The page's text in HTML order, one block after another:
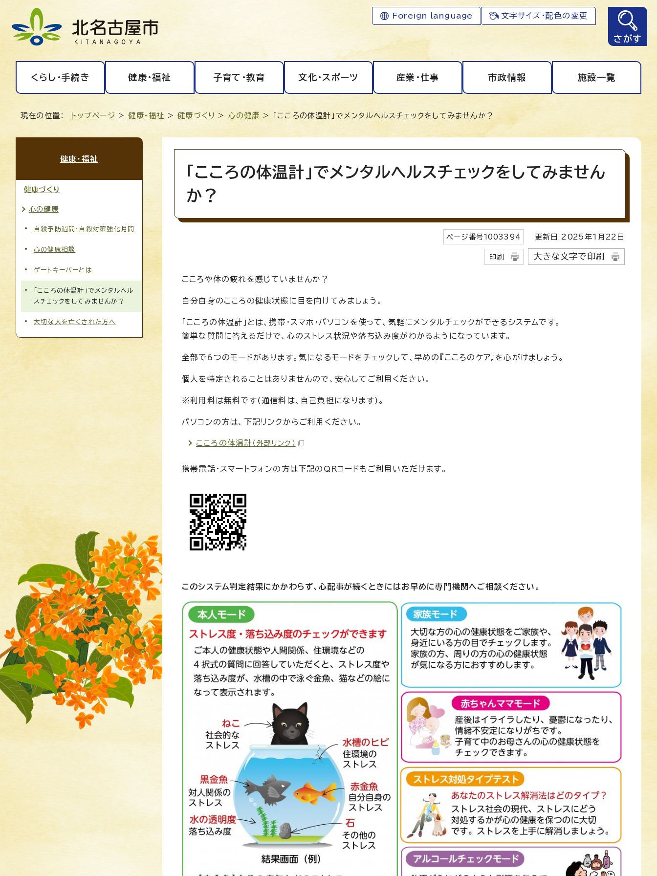
Foreign language 文字サイズ・配色の変更
さがす
くらし・手続き 健康・福祉 子育て・教育 文化・スポーツ 産業・仕事 市政情報 施設一覧
現在の位置： トップページ >健康・福祉 >健康づくり > 心の健康 > 「こころの体温計」でメンタルヘルスチェックをしてみませんか？
「こころの体温計」でメンタルヘルスチェックをしてみません
か？
ページ番号1003394 更新日 2025 年1月 22 日
印刷 大きな文字で印刷
こころや体の疲れを感じていませんか？
自分自身のこころの健康状態に目を向けてみましょう。
「こころの体温計」とは、携帯・スマホ・パソコンを使って、気軽にメンタルチェックができるシステムです。
簡単な質問に答えるだけで、心のストレス状況や落ち込み度がわかるようになっています。
全部で6つのモードがあります。気になるモードをチェックして、早めの『こころのケア』を心がけましょう。
個人を特定されることはありませんので、安心してご利用ください。
※利用料は無料です(通信料は、自己負担になります)。
パソコンの方は、下記リンクからご利用ください。
こころの体温計 （外部リンク）
携帯電話・スマートフォンの方は下記のQRコードもご利用いただけます。
このシステム判定結果にかかわらず、心配事が続くときにはお早めに専門機関へご相談ください。
健康・福祉
健康づくり
心の健康
自殺予防週間・自殺対策強化月間
心の健康相談
ゲートキーパーとは
「こころの体温計」でメンタルヘル
スチェックをしてみませんか？
大切な人を亡くされた方へ